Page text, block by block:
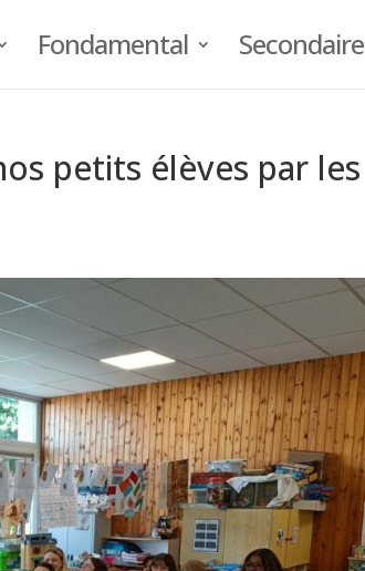
Fondamental Secondaire
petits élèves par les